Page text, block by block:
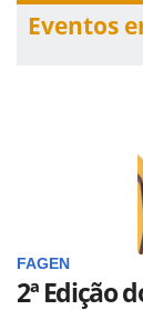
Eventos
FAGEN
2ª Edição